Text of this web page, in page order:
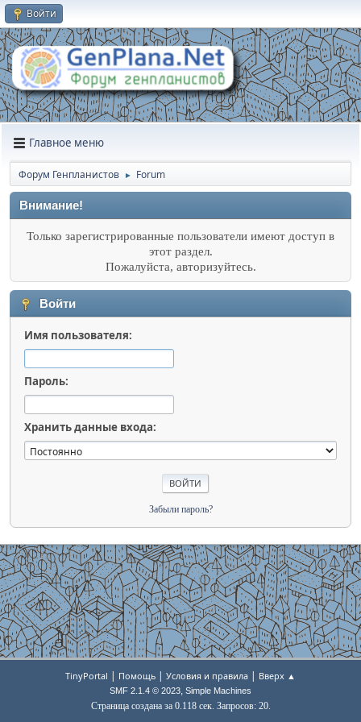
Войти
Главное меню
Форум Генпланистов ► Forum
Внимание!
Только зарегистрированные пользователи имеют доступ в
этот раздел.
Пожалуйста, авторизуйтесь.
Войти
Имя пользователя:
Пароль:
Хранить данные входа:
Забыли пароль?
TinyPortal | Помощь | Условия и правила | Вверх ▲
SMF 2.1.4 © 2023, Simple Machines
Страница создана за 0.118 сек. Запросов: 20.